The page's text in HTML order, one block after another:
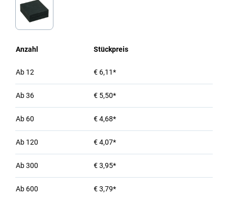
Anzahl Stückpreis
Ab 12 € 6,11*
Ab36 € 5,50*
Ab 60 € 4,68*
Ab 120 € 4,07*
Ab300 € 3,95*
Ab 600 € 3,79*